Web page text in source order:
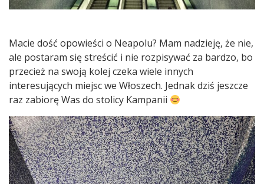
Macie dość opowieści o Neapolu? Mam nadzieję, że nie,
ale postaram się streścić i nie rozpisywać za bardzo, bo
przecież na swoją kolej czeka wiele innych
interesujących miejsc we Włoszech. Jednak dziś jeszcze
raz zabiorę Was do stolicy Kampanii